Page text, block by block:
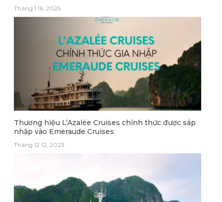
Tháng 1 16, 2025
Thương hiệu L’Azalée Cruises chính thức được sáp
nhập vào Emeraude Cruises
Tháng 12 12, 2023